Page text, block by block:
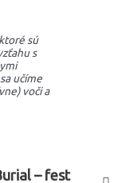
sú
s
učíme
voči a
– fest